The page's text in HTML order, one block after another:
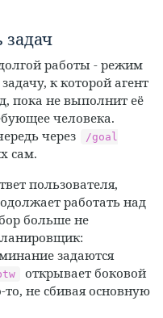
работы - режим
к которой агент
пока не выполнит её
человека.
через
/goal
сам.
пользователя,
работать над
больше не
задаются
открывает боковой
не сбивая основную